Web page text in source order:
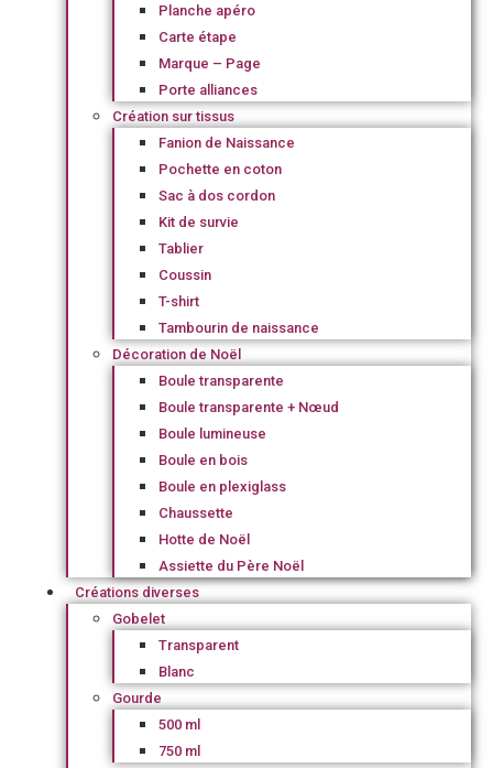
Planche apéro
Carte étape
Marque – Page
Porte alliances
Création sur tissus
Fanion de Naissance
Pochette en coton
Sac à dos cordon
Kit de survie
Tablier
Coussin
T-shirt
Tambourin de naissance
Décoration de Noël
Boule transparente
Boule transparente + Nœud
Boule lumineuse
Boule en bois
Boule en plexiglass
Chaussette
Hotte de Noël
Assiette du Père Noël
Créations diverses
Gobelet
Transparent
Blanc
Gourde
500 ml
750 ml